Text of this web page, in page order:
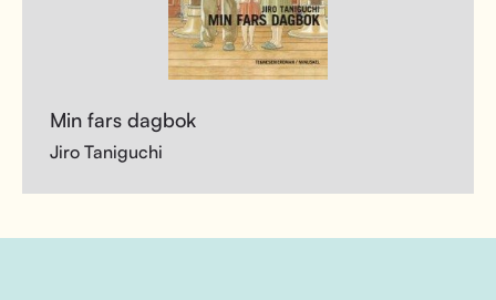
Min fars dagbok
Jiro Taniguchi